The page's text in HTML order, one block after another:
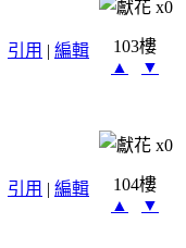
x0
引用 | 編輯
103樓
▲
▼
x0
引用 | 編輯
104樓
▲
▼